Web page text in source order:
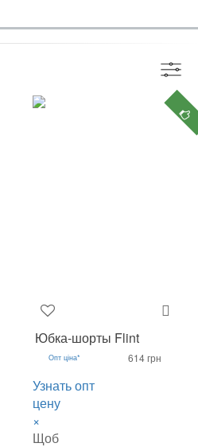
Юбка-шорты Flint
Опт ціна*
Узнать опт
цену
×
Щоб
614 грн